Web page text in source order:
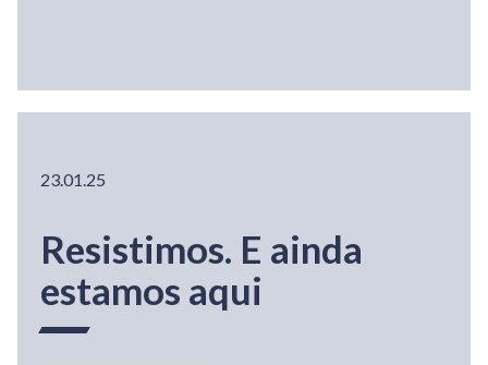
23.01.25
Resistimos. E ainda
estamos aqui